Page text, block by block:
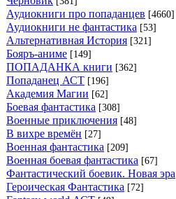
Аудиокниги про попаданцев [4660]
Аудиокниги не фантастика [53]
Альтернативная История [321]
Бояръ-аниме [149]
ПОПАДАНКА книги [362]
Попаданец АСТ [196]
Академия Магии [62]
Боевая фантастика [308]
Военные приключения [48]
В вихре времён [27]
Военная фантастика [209]
Военная боевая фантастика [67]
Фантастический боевик. Новая эра
Героическая Фантастика [72]